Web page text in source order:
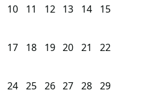
10 11 12 13 14 15
17 18 19 20 21 22
24 25 26 27 28 29